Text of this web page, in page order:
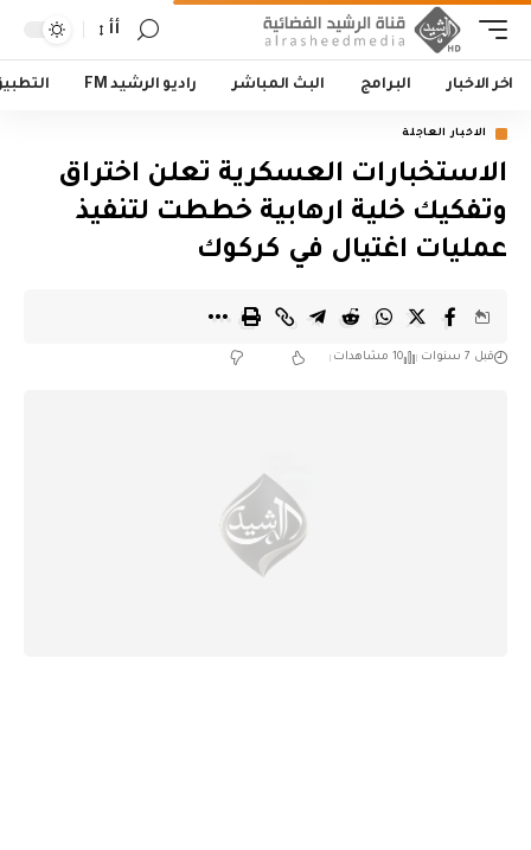
أأ
اخر الاخبار البرامج البث المباشر راديو الرشيد FM
الاخبار العاجلة
الاستخبارات العسكرية تعلن اختراق
وتفكيك خلية ارهابية خططت لتنفيذ
عمليات اغتيال في كركوك
قبل 7 سنوات 10 مشاهدات